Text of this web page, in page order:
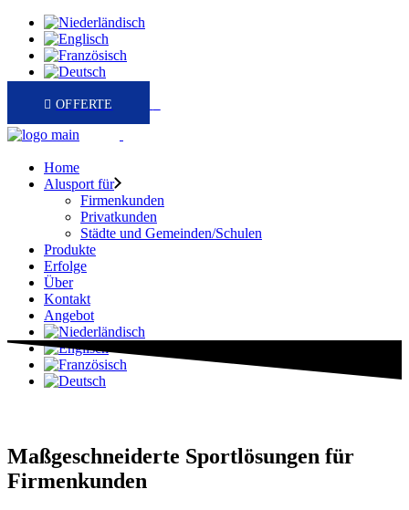
Home
Alusport für
Firmenkunden
Privatkunden
Städte und Gemeinden/Schulen
Produkte
Erfolge
Über
Kontakt
Angebot
Maßgeschneiderte Sportlösungen für
Firmenkunden